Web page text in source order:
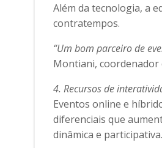
Além da tecnologia, a
contratempos.
“Um bom parceiro de
Montiani, coordenador
4. Recursos de
Eventos online e
diferenciais que
dinâmica e participativa.